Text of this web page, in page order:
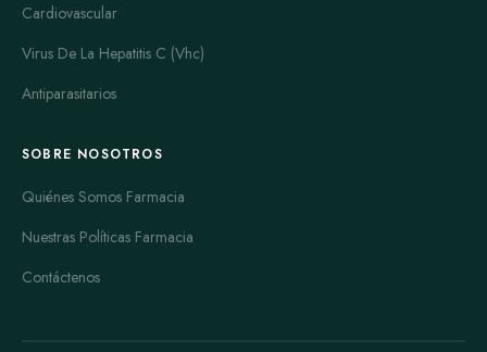
Cardiovascular
Virus De La Hepatitis C (Vhc)
Antiparasitarios
SOBRE NOSOTROS
Quiénes Somos Farmacia
Nuestras Políticas Farmacia
Contáctenos